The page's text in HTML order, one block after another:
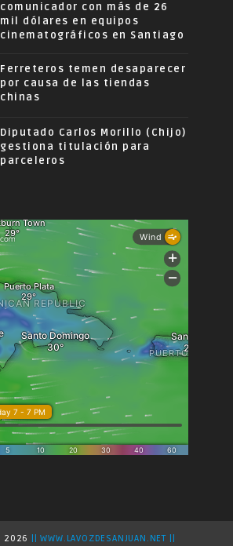
comunicador con más de 26
mil dólares en equipos
cinematográficos en Santiago
Ferreteros temen desaparecer
por causa de las tiendas
chinas
Diputado Carlos Morillo (Chijo)
gestiona titulación para
parceleros
2026 || WWW.LAVOZDESANJUAN.NET ||